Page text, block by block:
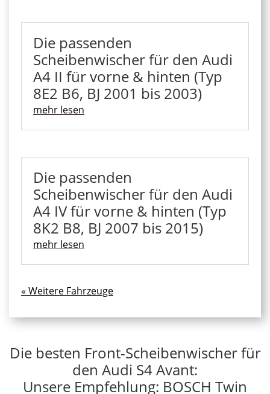
Die passenden
Scheibenwischer für den Audi
A4 II für vorne & hinten (Typ
8E2 B6, BJ 2001 bis 2003)
mehr lesen
Die passenden
Scheibenwischer für den Audi
A4 IV für vorne & hinten (Typ
8K2 B8, BJ 2007 bis 2015)
mehr lesen
Die besten Front-Scheibenwischer für
den Audi S4 Avant:
Unsere Empfehlung: BOSCH Twin